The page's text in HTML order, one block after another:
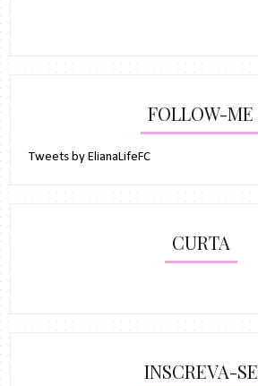
FOLLOW-ME
Tweets by ElianaLifeFC
CURTA
INSCREVA-SE